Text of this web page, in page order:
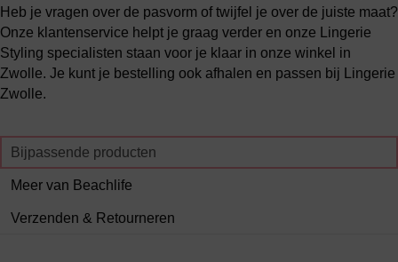
Heb je vragen over de pasvorm of twijfel je over de juiste maat?
Onze klantenservice helpt je graag verder en onze Lingerie
Styling specialisten staan voor je klaar in onze winkel in
Zwolle. Je kunt je bestelling ook afhalen en passen bij Lingerie
Zwolle.
Bijpassende producten
Meer van Beachlife
Verzenden & Retourneren